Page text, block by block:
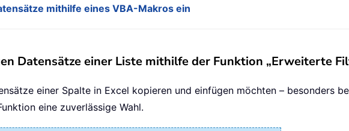
mithilfe eines VBA-Makros ein
Datensätze einer Liste mithilfe der Funktion „Erweiterte
einer Spalte in Excel kopieren und einfügen möchten – besonders
eine zuverlässige Wahl.